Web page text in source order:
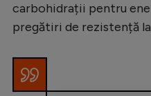
carbohidrații pentru
pregătiri de rezistență